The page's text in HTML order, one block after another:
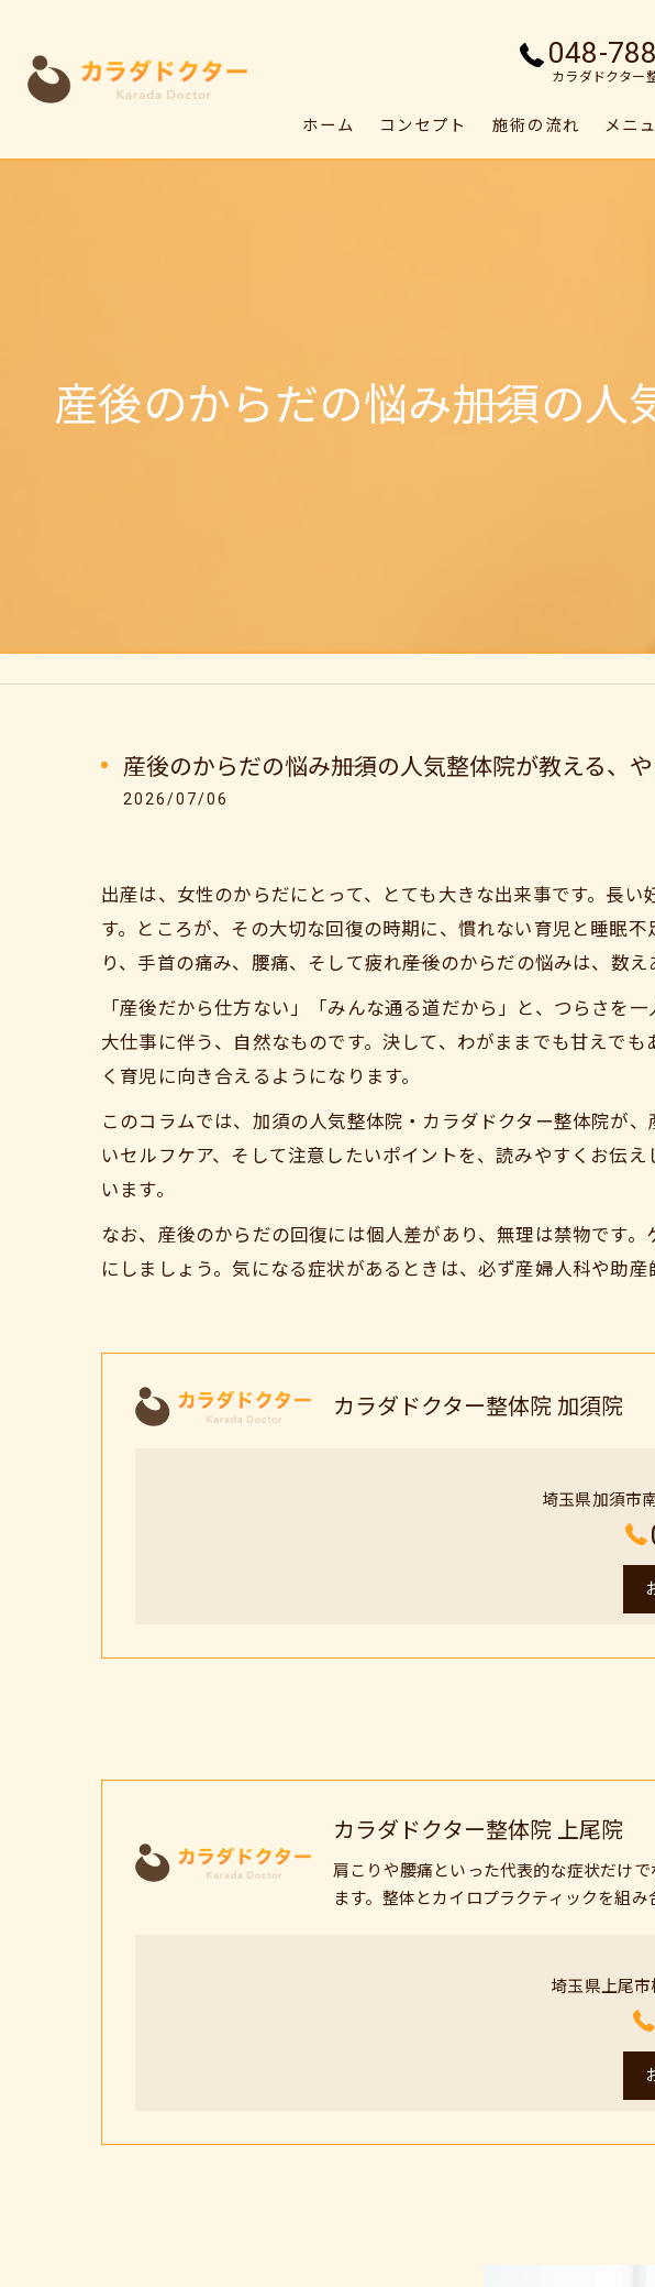
048-
カラダドクター
ホーム コンセプト 施術の流れ メニ
産後のからだの悩み――加須の
産後のからだの悩み――加須の人気整体院が教える、
2026/07/06
出産は、女性のからだにとって、とても大きな出来事です。長
す。ところが、その大切な回復の時期に、慣れない育児と睡眠
り、手首の痛み、腰痛、そして疲れ――産後のからだの悩みは、数
「産後だから仕方ない」「みんな通る道だから」と、つらさを
大仕事に伴う、自然なものです。決して、わがままでも甘えで
く育児に向き合えるようになります。
このコラムでは、加須の人気整体院・カラダドクター整体院が
いセルフケア、そして注意したいポイントを、読みやすくお伝
います。
なお、産後のからだの回復には個人差があり、無理は禁物です
にしましょう。気になる症状があるときは、必ず産婦人科や助産
カラダドクター整体院 加須院
埼玉県加須市
カラダドクター整体院 上尾院
肩こりや腰痛といった代表的な症状だけ
ます。整体とカイロプラクティックを組
埼玉県上尾